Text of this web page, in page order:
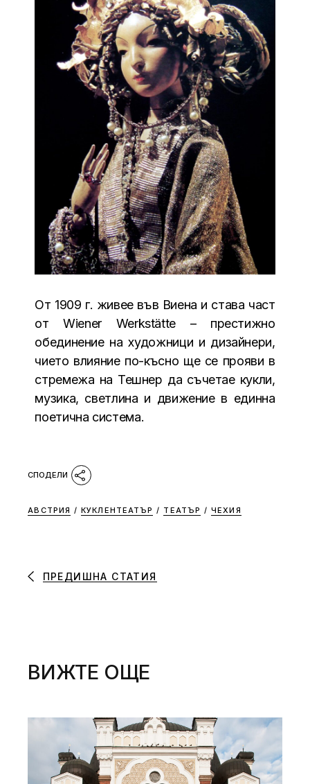
От 1909 г. живее във Виена и става част
от Wiener Werkstätte – престижно
обединение на художници и дизайнери,
чието влияние по-късно ще се прояви в
стремежа на Тешнер да съчетае кукли,
музика, светлина и движение в единна
поетична система.
АВСТРИЯ / КУКЛЕНТЕАТЪР / ТЕАТЪР / ЧЕХИЯ
ПРЕДИШНА СТАТИЯ
ВИЖТЕ ОЩЕ